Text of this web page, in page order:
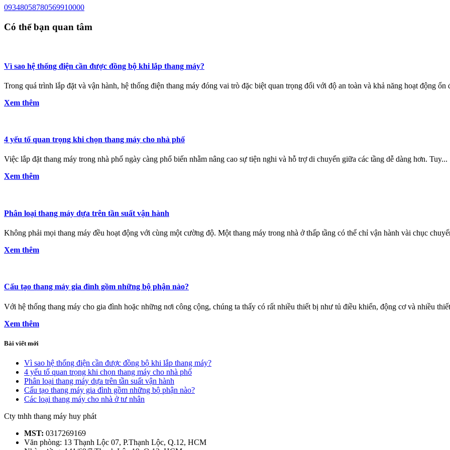
09348058780569910000
Có thể bạn quan tâm
Vì sao hệ thống điện cần được đồng bộ khi lắp thang máy?
Trong quá trình lắp đặt và vận hành, hệ thống điện thang máy đóng vai trò đặc biệt quan trọng đối với độ an toàn và khả năng hoạt động ổn
Xem thêm
4 yếu tố quan trọng khi chọn thang máy cho nhà phố
Việc lắp đặt thang máy trong nhà phố ngày càng phổ biến nhằm nâng cao sự tiện nghi và hỗ trợ di chuyển giữa các tầng dễ dàng hơn. Tuy...
Xem thêm
Phân loại thang máy dựa trên tần suất vận hành
Không phải mọi thang máy đều hoạt động với cùng một cường độ. Một thang máy trong nhà ở thấp tầng có thể chỉ vận hành vài chục
Xem thêm
Cấu tạo thang máy gia đình gồm những bộ phận nào?
Với hệ thống thang máy cho gia đình hoặc những nơi công cộng, chúng ta thấy có rất nhiều thiết bị như tủ điều khiển, động cơ và nhiều
Xem thêm
Bài viết mới
Vì sao hệ thống điện cần được đồng bộ khi lắp thang máy?
4 yếu tố quan trọng khi chọn thang máy cho nhà phố
Phân loại thang máy dựa trên tần suất vận hành
Cấu tạo thang máy gia đình gồm những bộ phận nào?
Các loại thang máy cho nhà ở tư nhân
Cty tnhh thang máy huy phát
MST: 0317269169
Văn phòng: 13 Thạnh Lộc 07, P.Thạnh Lộc, Q.12, HCM